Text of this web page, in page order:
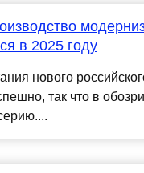
в 2025 году
нового
так что в